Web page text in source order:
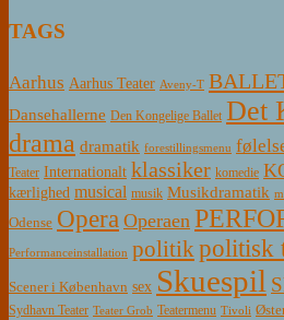
TAGS
Aarhus Aarhus Teater Aveny-T
Dansehallerne Den Kongelige Ballet Det
drama dramatik forestillingsmenu
Teater Internationalt klassiker komedie
kærlighed musical musik Musikdramatik
Odense Opera Operaen
Performanceinstallation politikpolitisk
Scener i København sex Skuespil
Sydhavn Teater Teater Grob Teatermenu Tivoli